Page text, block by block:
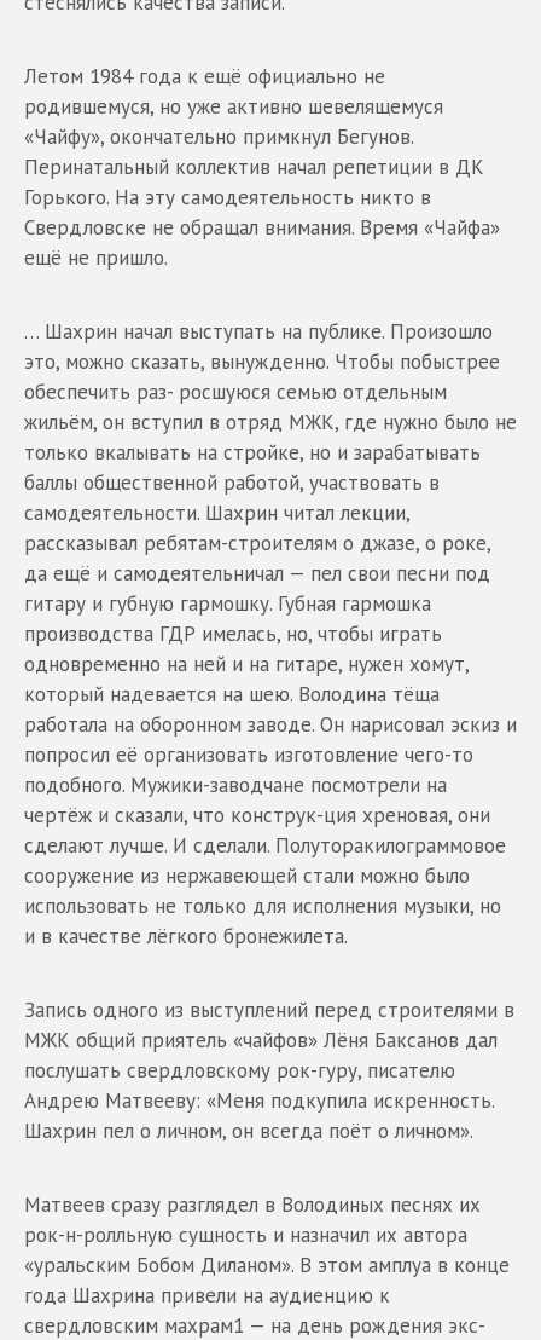
Летом 1984 года к ещё официально не
родившемуся, но уже активно шевелящемуся
«Чайфу», окончательно примкнул Бегунов.
Перинатальный коллектив начал репетиции в ДК
Горького. На эту самодеятельность никто в
Свердловске не обращал внимания. Время «Чайфа»
ещё не пришло.
… Шахрин начал выступать на публике. Произошло
это, можно сказать, вынужденно. Чтобы побыстрее
обеспечить раз- росшуюся семью отдельным
жильём, он вступил в отряд МЖК, где нужно было не
только вкалывать на стройке, но и зарабатывать
баллы общественной работой, участвовать в
самодеятельности. Шахрин читал лекции,
рассказывал ребятам-строителям о джазе, о роке,
да ещё и самодеятельничал — пел свои песни под
гитару и губную гармошку. Губная гармошка
производства ГДР имелась, но, чтобы играть
одновременно на ней и на гитаре, нужен хомут,
который надевается на шею. Володина тёща
работала на оборонном заводе. Он нарисовал эскиз и
попросил её организовать изготовление чего-то
подобного. Мужики-заводчане посмотрели на
чертёж и сказали, что конструк-ция хреновая, они
сделают лучше. И сделали. Полуторакилограммовое
сооружение из нержавеющей стали можно было
использовать не только для исполнения музыки, но
и в качестве лёгкого бронежилета.
Запись одного из выступлений перед строителями в
МЖК общий приятель «чайфов» Лёня Баксанов дал
послушать свердловскому рок-гуру, писателю
Андрею Матвееву: «Меня подкупила искренность.
Шахрин пел о личном, он всегда поёт о личном».
Матвеев сразу разглядел в Володиных песнях их
рок-н-ролльную сущность и назначил их автора
«уральским Бобом Диланом». В этом амплуа в конце
года Шахрина привели на аудиенцию к
свердловским махрам1 — на день рождения экс-